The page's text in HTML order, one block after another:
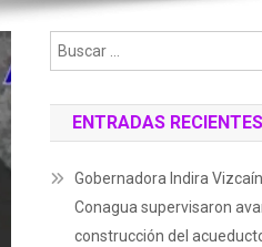
ENTRADAS RECIENTES
Gobernadora Indira
Conagua supervisaron
construcción del